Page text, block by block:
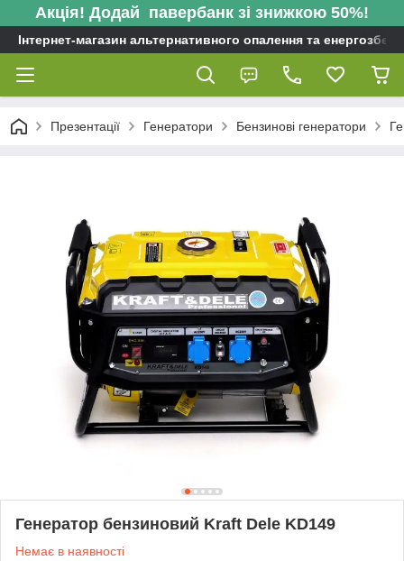
Акція! Додай павербанк зі знижкою 50%!
Інтернет-магазин альтернативного опалення та
Презентації Генератори Бензинові генератори
Генератор бензиновий Kraft Dele KD149
Немає в наявності